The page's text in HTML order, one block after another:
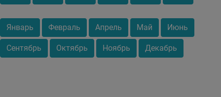
Январь Февраль Апрель Май Июнь
Сентябрь Октябрь Ноябрь Декабрь